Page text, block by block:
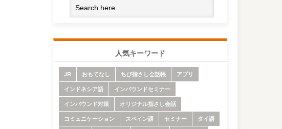
人気キーワード
JR おもてなし ちび指さし会話帳
アプリ
インドネシア語
インバウンドセミナー
インバウンド対策
オリジナル指さし会話
コミュニケーション
スペイン語 セミナー
タイ語